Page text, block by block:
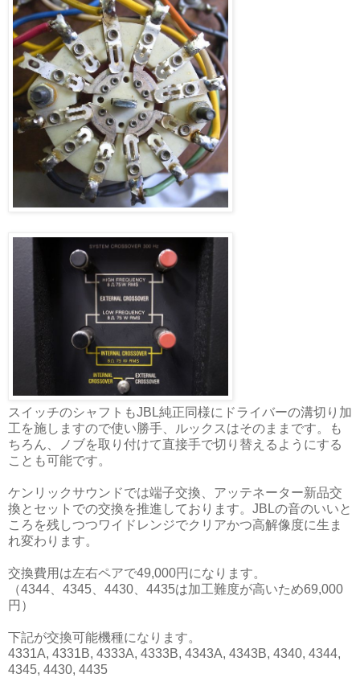
スイッチのシャフトもJBL純正同様にドライバーの溝切り加
工を施しますので使い勝手、ルックスはそのままです。も
ちろん、ノブを取り付けて直接手で切り替えるようにする
ことも可能です。
ケンリックサウンドでは端子交換、アッテネーター新品交
換とセットでの交換を推進しております。JBLの音のいいと
ころを残しつつワイドレンジでクリアかつ高解像度に生ま
れ変わります。
交換費用は左右ペアで49,000円になります。
（4344、4345、4430、4435は加工難度が高いため69,000
円）
下記が交換可能機種になります。
4331A, 4331B, 4333A, 4333B, 4343A, 4343B, 4340, 4344,
4345, 4430, 4435